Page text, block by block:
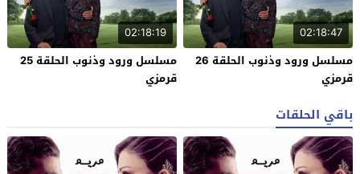
02:18:47
مسلسل ورود وذنوب الحلقة 26
قرمزي
02:18:19
مسلسل ورود وذنوب الحلقة 25
قرمزي
باقي الحلقات